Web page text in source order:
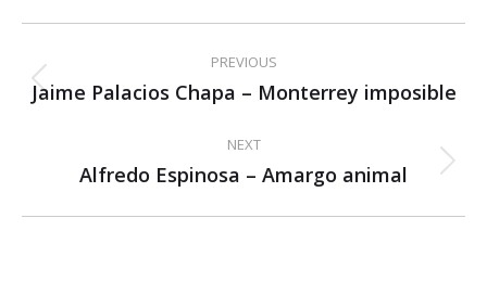
navigation
PREVIOUS
Previous
Jaime Palacios Chapa – Monterrey imposible
NEXT
Next
Alfredo Espinosa – Amargo animal